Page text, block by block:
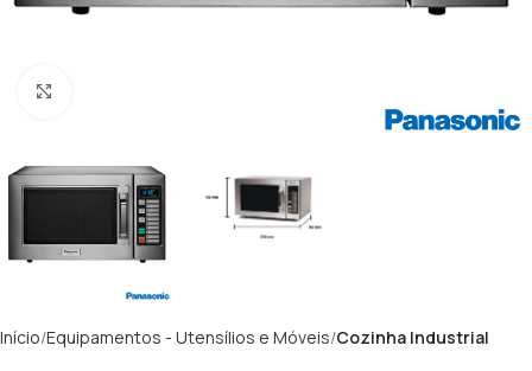
Início Equipamentos - Utensílios e Móveis Cozinha Industrial